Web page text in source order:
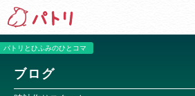
パトリとひふみのひとコマ
ブログ